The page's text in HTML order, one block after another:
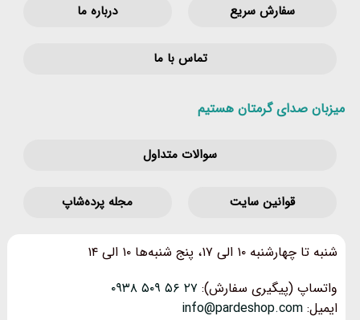
سفارش سریع درباره ما
تماس با ما
میزبان صدای گرمتان هستیم
سوالات متداول
قوانین‌ سایت مجله پرده‌شاپ
شنبه تا چهارشنبه ۱۰ الی ۱۷، پنج شنبه‌ها ۱۰ الی ۱۴
واتساپ (پیگیری سفارش): ۲۷ ۵۶ ۵۰۹ ۰۹۳۸
ایمیل: info@pardeshop.com